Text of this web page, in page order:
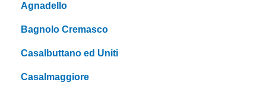
Agnadello
Bagnolo Cremasco
Casalbuttano ed Uniti
Casalmaggiore